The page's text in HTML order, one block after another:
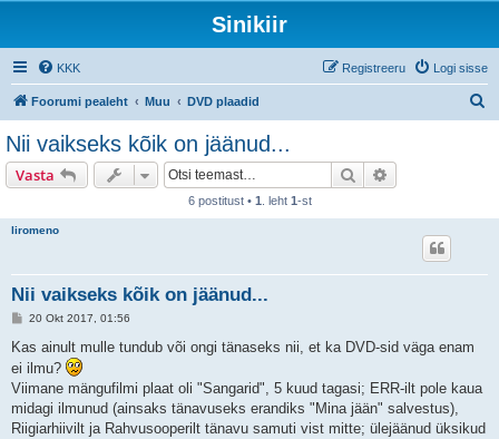
Sinikiir
KKK Logi sisse
Registreeru
Foorumi pealeht Muu DVD plaadid
Nii vaikseks kõik on jäänud...
Vasta Otsi
6 postitust • 1 . leht 1-st
liromeno
Nii vaikseks kõik on jäänud...
P
s
t
u
s
20 Okt 2017, 01:56
Kas ainult mulle tundub või ongi tänaseks nii, et ka DVD-sid väga enam
ei ilmu?
Viimane mängufilmi plaat oli "Sangarid", 5 kuud tagasi; ERR-ilt pole kaua
midagi ilmunud (ainsaks tänavuseks erandiks "Mina jään" salvestus),
Riigiarhiivilt ja Rahvusooperilt tänavu samuti vist mitte; ülejäänud üksikud